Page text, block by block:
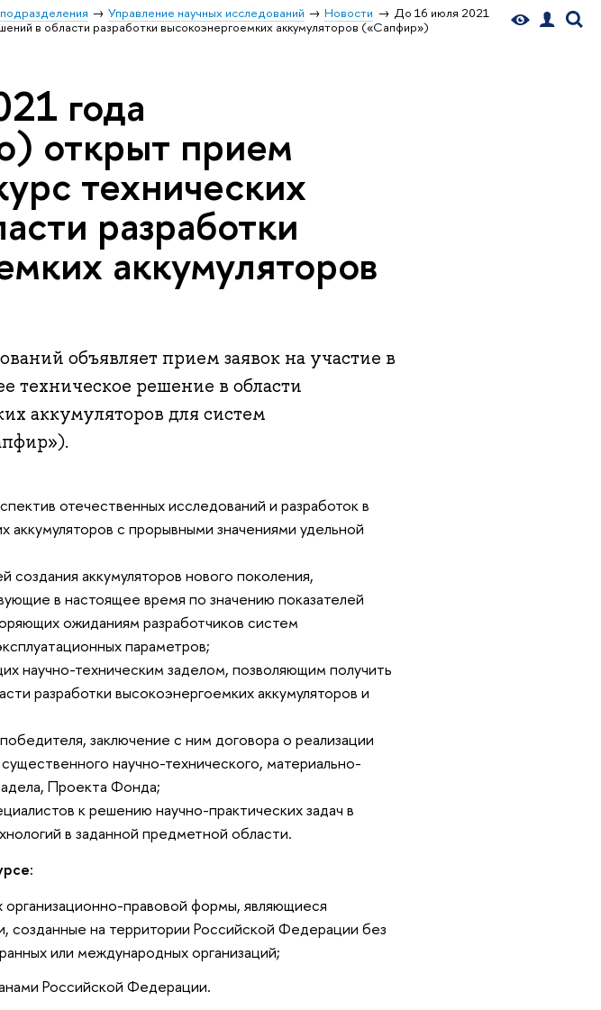
Управление научных исследований Новости
До 16 июля 2021
в области разработки высокоэнергоемких аккумуляторов («Сапфир»)
года
открыт прием
технических
разработки
аккумуляторов
объявляет прием заявок на участие в
техническое решение в области
аккумуляторов для систем
отечественных исследований и разработок в
аккумуляторов с прорывными значениями удельной
аккумуляторов нового поколения,
в настоящее время по значению показателей
ожиданиям разработчиков систем
параметров;
научно-техническим заделом, позволяющим получить
разработки высокоэнергоемких аккумуляторов и
заключение с ним договора о реализации
научно-технического, материально-
Проекта Фонда;
к решению научно-практических задач в
в заданной предметной области.
правовой формы, являющиеся
созданные на территории Российской Федерации без
или международных организаций;
Российской Федерации.